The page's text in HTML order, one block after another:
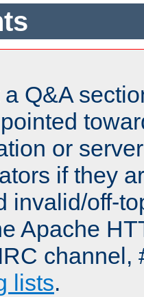
Q&A
or
if they
invalid/off-
Apache
channel,
lists.